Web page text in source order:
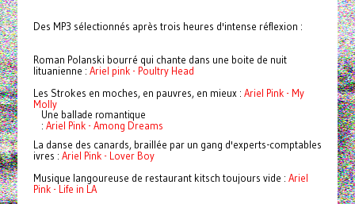
Des MP3 sélectionnés après trois heures d'intense réflexion :
Roman Polanski bourré qui chante dans une boite de nuit
lituanienne : Ariel pink - Poultry Head
Les Strokes en moches, en pauvres, en mieux : Ariel Pink - My
Molly
Une ballade romantique
: Ariel Pink - Among Dreams
La danse des canards, braillée par un gang d'experts-comptables
ivres : Ariel Pink - Lover Boy
Musique langoureuse de restaurant kitsch toujours vide : Ariel
Pink - Life in LA